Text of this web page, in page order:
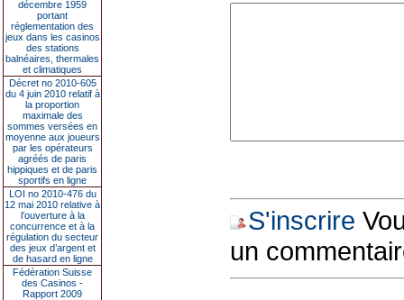
décembre 1959
portant
réglementation des
jeux dans les casinos
des stations
balnéaires, thermales
et climatiques
Décret no 2010-605
du 4 juin 2010 relatif à
la proportion
maximale des
sommes versées en
moyenne aux joueurs
par les opérateurs
agréés de paris
hippiques et de paris
sportifs en ligne
LOI no 2010-476 du
12 mai 2010 relative à
l’ouverture à la
concurrence et à la
régulation du secteur
des jeux d’argent et
de hasard en ligne
Fédération Suisse
des Casinos -
Rapport 2009
S'inscrire
un